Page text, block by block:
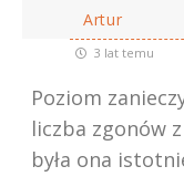
Artur
3 lat temu
Poziom
liczba zgonów
była ona